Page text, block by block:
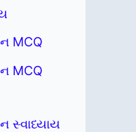
MCQ
MCQ
સ્વાધ્યાય